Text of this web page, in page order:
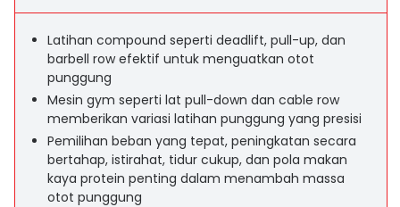
Latihan compound seperti deadlift, pull-up, dan
barbell row efektif untuk menguatkan otot
punggung
Mesin gym seperti lat pull-down dan cable row
memberikan variasi latihan punggung yang presisi
Pemilihan beban yang tepat, peningkatan secara
bertahap, istirahat, tidur cukup, dan pola makan
kaya protein penting dalam menambah massa
otot punggung